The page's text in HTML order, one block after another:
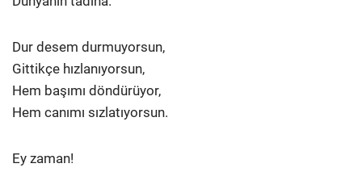
Dur desem durmuyorsun,
Gittikçe hızlanıyorsun,
Hem başımı döndürüyor,
Hem canımı sızlatıyorsun.
Ey zaman!